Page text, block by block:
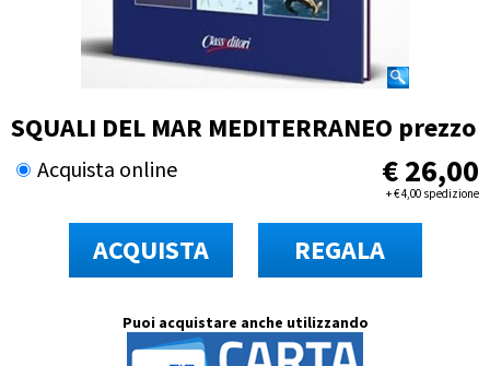
SQUALI DEL MAR MEDITERRANEO prezzo
Acquista online €26,00
+€4,00 spedizione
ACQUISTA REGALA
Puoi acquistare anche utilizzando